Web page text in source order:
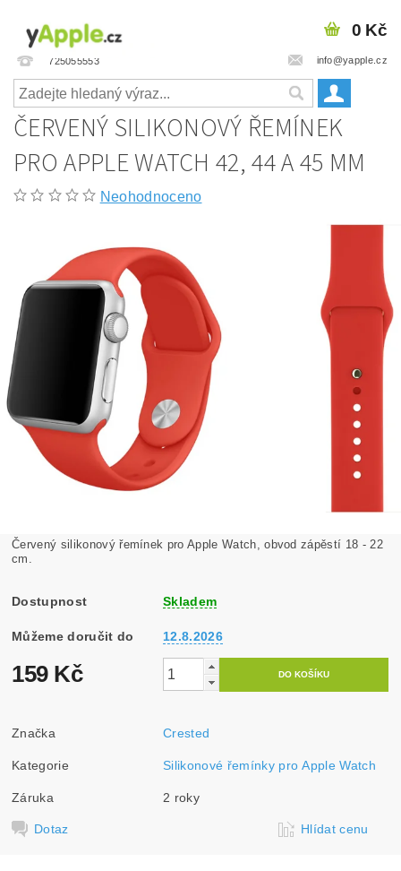
725055553 info@yapple.cz
0 Kč
ČERVENÝ SILIKONOVÝ ŘEMÍNEK
PRO APPLE WATCH 42, 44 A 45 MM
Neohodnoceno
Červený silikonový řemínek pro Apple Watch, obvod zápěstí 18 - 22
cm.
Dostupnost Skladem
Můžeme doručit do 12.8.2026
159 Kč
Značka Crested
Kategorie Silikonové řemínky pro Apple Watch
Záruka 2 roky
Dotaz Hlídat cenu